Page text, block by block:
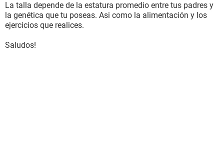
La talla depende de la estatura promedio entre tus padres y
la genética que tu poseas. Asi como la alimentación y los
ejercicios que realices.
Saludos!